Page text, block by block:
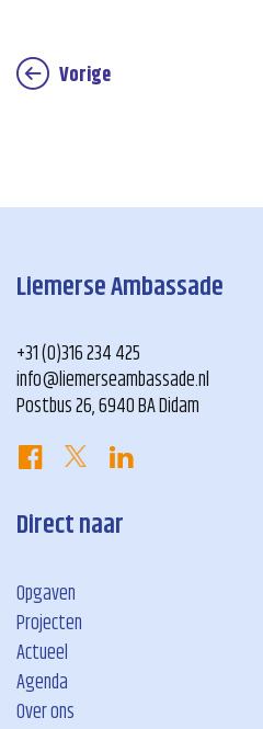
Vorige
Liemerse Ambassade
+31 (0)316 234 425
info@liemerseambassade.nl
Postbus 26, 6940 BA Didam
Direct naar
Opgaven
Projecten
Actueel
Agenda
Over ons